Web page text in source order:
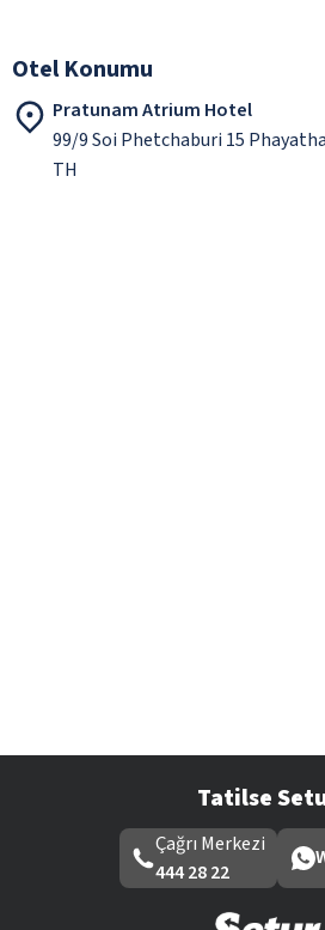
Otel Konumu
Pratunam Atrium Hotel
99/9 Soi Phetchaburi 15
TH
Tatilse
Çağrı Merkezi
444 28 22